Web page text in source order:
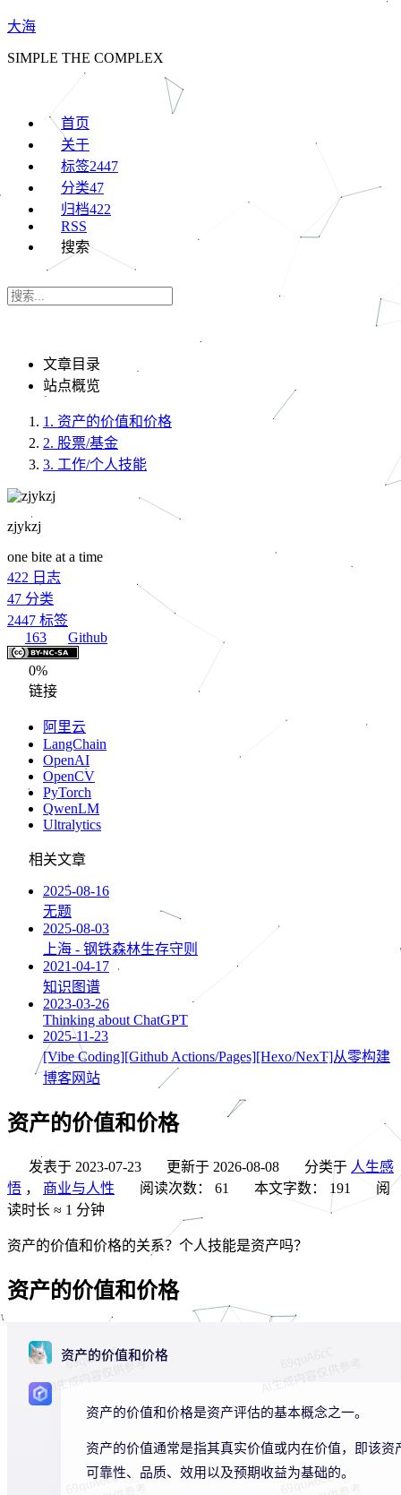
大海
SIMPLE THE COMPLEX
首页
关于
标签2447
分类47
归档422
RSS
搜索
文章目录
站点概览
1. 资产的价值和价格
2. 股票/基金
3. 工作/个人技能
zjykzj
one bite at a time
422 日志
47 分类
2447 标签
163
Github
0%
链接
阿里云
LangChain
OpenAI
OpenCV
PyTorch
QwenLM
Ultralytics
相关文章
2025-08-16
无题
2025-08-03
上海 - 钢铁森林生存守则
2021-04-17
知识图谱
2023-03-26
Thinking about ChatGPT
2025-11-23
[Vibe Coding][Github Actions/Pages][Hexo/NexT]从零构建
博客网站
资产的价值和价格
发表于 2023-07-23 更新于 2026-08-08 分类于 人生感
悟 ， 商业与人性 阅读次数： 61 本文字数： 191
阅
读时长 ≈ 1 分钟
资产的价值和价格的关系？个人技能是资产吗？
资产的价值和价格